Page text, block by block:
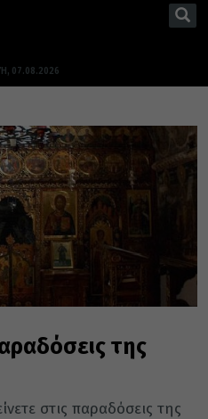
07.08.2026
της
στις παραδόσεις της